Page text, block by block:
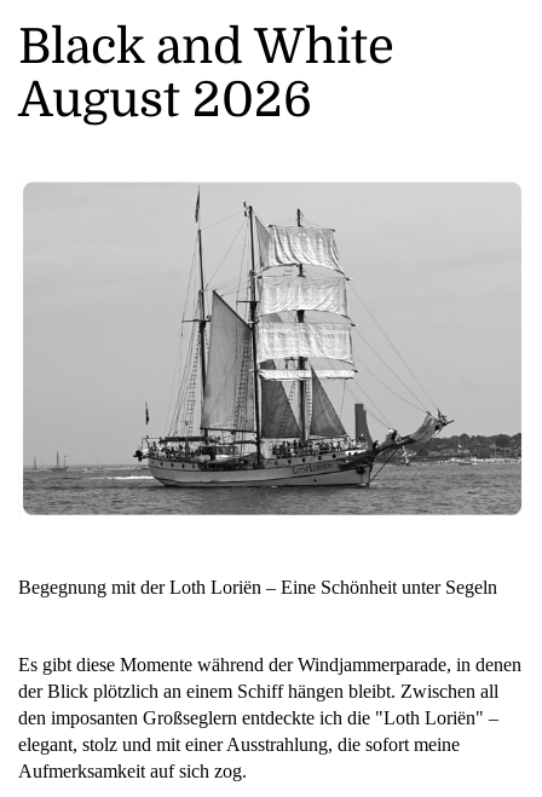
Black and White
August 2026
Begegnung mit der Loth Loriën – Eine Schönheit unter Segeln
Es gibt diese Momente während der Windjammerparade, in denen
der Blick plötzlich an einem Schiff hängen bleibt. Zwischen all
den imposanten Großseglern entdeckte ich die "Loth Loriën" –
elegant, stolz und mit einer Ausstrahlung, die sofort meine
Aufmerksamkeit auf sich zog.